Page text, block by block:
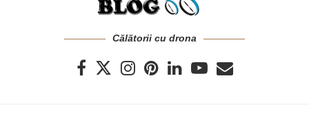
Călătorii cu drona